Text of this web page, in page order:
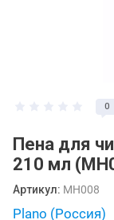
0
Пена для
210 мл
Артикул: МН008
Plano (Россия)